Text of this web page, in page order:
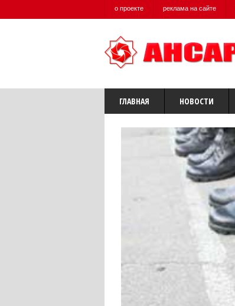
о проекте реклама на сайте
ГЛАВНАЯ НОВОСТИ